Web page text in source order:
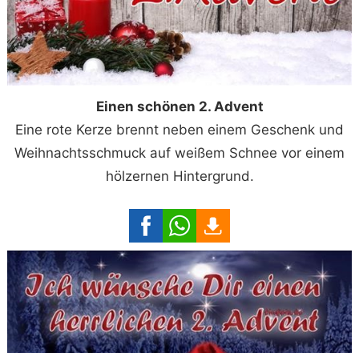
Einen schönen 2. Advent
Eine rote Kerze brennt neben einem Geschenk und
Weihnachtsschmuck auf weißem Schnee vor einem
hölzernen Hintergrund.